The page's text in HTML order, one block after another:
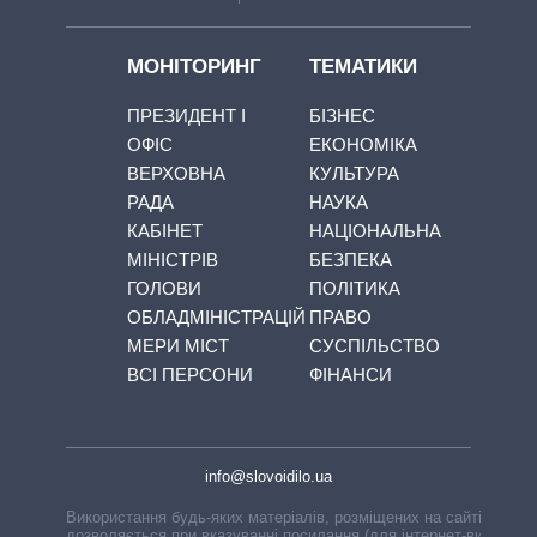
МОНІТОРИНГ
ПРЕЗИДЕНТ І
ОФІС
ВЕРХОВНА
РАДА
КАБІНЕТ
МІНІСТРІВ
ГОЛОВИ
ОБЛАДМІНІСТРАЦІЙ
МЕРИ МІСТ
ВСІ ПЕРСОНИ
ТЕМАТИКИ
БІЗНЕС
ЕКОНОМІКА
КУЛЬТУРА
НАУКА
НАЦІОНАЛЬНА
БЕЗПЕКА
ПОЛІТИКА
ПРАВО
СУСПІЛЬСТВО
ФІНАНСИ
info@slovoidilo.ua
Використання будь-яких матеріалів, розміщених на сайті,